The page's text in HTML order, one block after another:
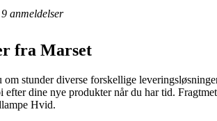
9 anmeldelser
fra Marset
om stunder diverse forskellige
efter dine nye produkter når du har tid.
Hvid.